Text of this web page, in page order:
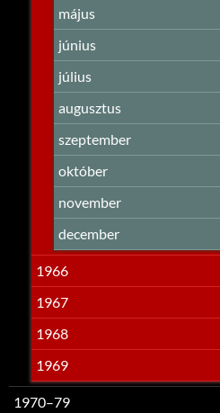
május
június
július
augusztus
szeptember
október
november
december
1966
1967
1968
1969
1970–79